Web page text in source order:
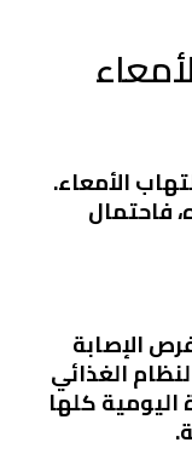
الأمعاء.
فاحتمال
الإصابة
الغذائي
كلها